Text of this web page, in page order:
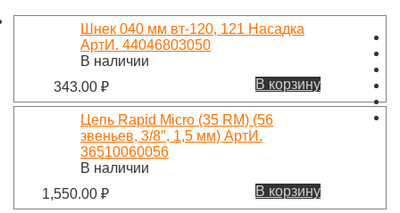
Шнек 040 мм вт-120, 121 Насадка
АртИ. 44046803050
В наличии
343.00 ₽ В корзину
Цепь Rapid Micro (35 RM) (56
звеньев, 3/8″, 1,5 мм) АртИ.
36510060056
В наличии
1,550.00 ₽ В корзину